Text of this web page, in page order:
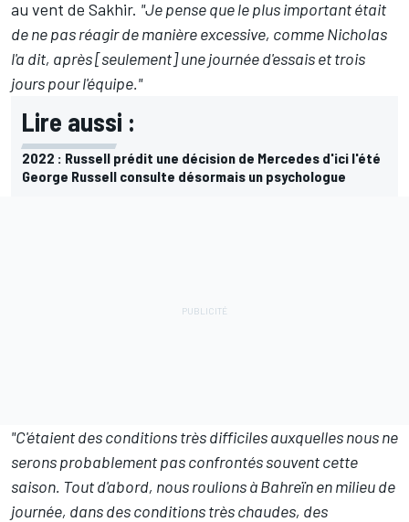
au vent de Sakhir. "Je pense que le plus important était
de ne pas réagir de manière excessive, comme Nicholas
l'a dit, après [seulement] une journée d'essais et trois
jours pour l'équipe."
Lire aussi :
2022 : Russell prédit une décision de Mercedes d'ici l'été
George Russell consulte désormais un psychologue
"C'étaient des conditions très difficiles auxquelles nous ne
serons probablement pas confrontés souvent cette
saison. Tout d'abord, nous roulions à Bahreïn en milieu de
journée, dans des conditions très chaudes, des